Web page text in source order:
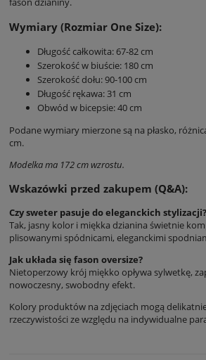
Wymiary (Rozmiar One Size):
Długość całkowita: 67-82 cm
Szerokość w biuście: 180 cm
Szerokość dołu: 90-100 cm
Długość rękawa: 31 cm
Obwód w bicepsie: 40 cm
Podane wymiary mierzone są na płasko,
cm.
Modelka ma 172 cm wzrostu.
Wskazówki przed zakupem (Q&A):
Czy sweter pasuje do eleganckich stylizacji?
Tak, jasny kolor i miękka dzianina świetnie
plisowanymi spódnicami, eleganckimi
Jak układa się fason oversize?
Nietoperzowy krój miękko opływa sylwetkę,
nowoczesny, swobodny efekt.
Kolory produktów na zdjęciach mogą
rzeczywistości ze względu na indywidualne